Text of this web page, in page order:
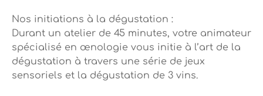
Nos initiations à la dégustation :
Durant un atelier de 45 minutes, votre animateur
spécialisé en œnologie vous initie à l’art de la
dégustation à travers une série de jeux
sensoriels et la dégustation de 3 vins.